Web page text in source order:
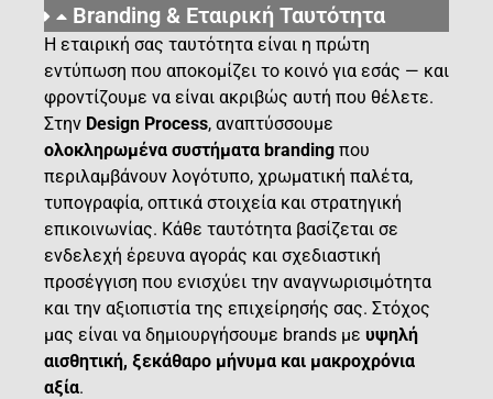
Branding & Εταιρική Ταυτότητα
Η εταιρική σας ταυτότητα είναι η πρώτη
εντύπωση που αποκομίζει το κοινό για εσάς — και
φροντίζουμε να είναι ακριβώς αυτή που θέλετε.
Στην Design Process, αναπτύσσουμε
ολοκληρωμένα συστήματα branding που
περιλαμβάνουν λογότυπο, χρωματική παλέτα,
τυπογραφία, οπτικά στοιχεία και στρατηγική
επικοινωνίας. Κάθε ταυτότητα βασίζεται σε
ενδελεχή έρευνα αγοράς και σχεδιαστική
προσέγγιση που ενισχύει την αναγνωρισιμότητα
και την αξιοπιστία της επιχείρησής σας. Στόχος
μας είναι να δημιουργήσουμε brands με υψηλή
αισθητική, ξεκάθαρο μήνυμα και μακροχρόνια
αξία.